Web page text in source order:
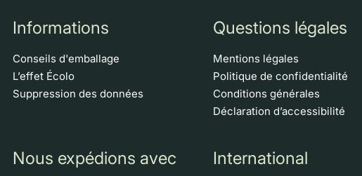
Informations
Conseils d'emballage
L’effet Écolo
Suppression des données
Questions légales
Mentions légales
Politique de confidentialité
Conditions générales
Déclaration d’accessibilité
Nous expédions avec International